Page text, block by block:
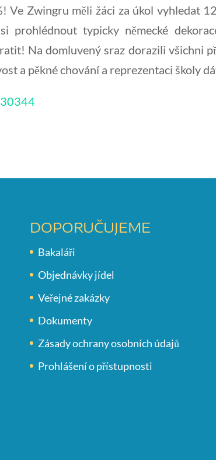
Ve Zwingru měli žáci za úkol vyhledat
prohlédnout typicky německé
Na domluvený sraz dorazili všichni
a pěkné chování a reprezentaci školy
DOPORUČUJEME
Bakaláři
Objednávky jídel
Veřejné zakázky
Dokumenty
Zásady ochrany osobních údajů
Prohlášení o přístupnosti